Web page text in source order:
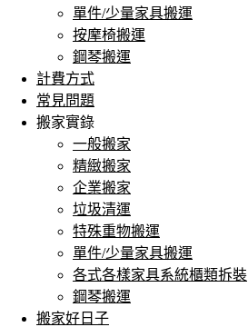
單件/少量家具搬運
按摩椅搬運
鋼琴搬運
計費方式
常見問題
搬家實錄
一般搬家
精緻搬家
企業搬家
垃圾清運
特殊重物搬運
單件/少量家具搬運
各式各樣家具系統櫃類拆裝
鋼琴搬運
搬家好日子